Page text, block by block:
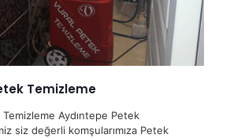
Temizleme
Aydıntepe Petek
siz değerli komşularımıza Petek